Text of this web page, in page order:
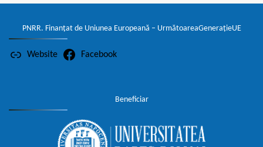
DIDACTIC ȘI DE
PNRR. Finanțat de Uniunea Europeană – UrmătoareaGenerațieUE
Website Facebook
Beneficiar